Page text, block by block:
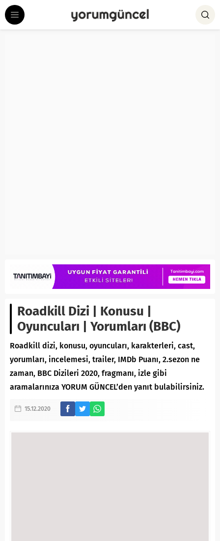
Roadkill Dizi | Konusu |
Oyuncuları | Yorumları (BBC)
Roadkill dizi, konusu, oyuncuları, karakterleri, cast,
yorumları, incelemesi, trailer, IMDb Puanı, 2.sezon ne
zaman, BBC Dizileri 2020, fragmanı, izle gibi
aramalarınıza YORUM GÜNCEL’den yanıt bulabilirsiniz.
15.12.2020